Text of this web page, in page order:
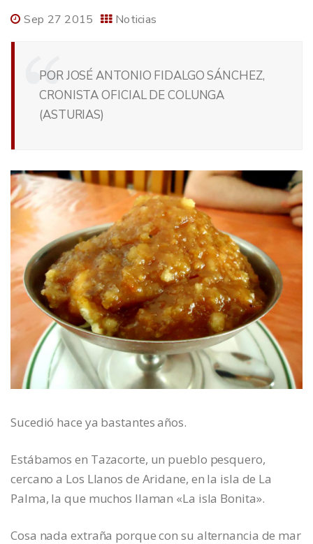
Sep 27 2015 Noticias
POR JOSÉ ANTONIO FIDALGO SÁNCHEZ,
CRONISTA OFICIAL DE COLUNGA
(ASTURIAS)
Sucedió hace ya bastantes años.
Estábamos en Tazacorte, un pueblo pesquero,
cercano a Los Llanos de Aridane, en la isla de La
Palma, la que muchos llaman «La isla Bonita».
Cosa nada extraña porque con su alternancia de mar